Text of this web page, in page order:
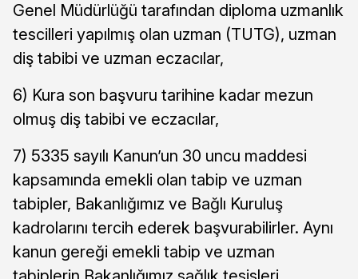
Genel Müdürlüğü tarafından diploma uzmanlık
tescilleri yapılmış olan uzman (TUTG), uzman
diş tabibi ve uzman eczacılar,
6) Kura son başvuru tarihine kadar mezun
olmuş diş tabibi ve eczacılar,
7) 5335 sayılı Kanun’un 30 uncu maddesi
kapsamında emekli olan tabip ve uzman
tabipler, Bakanlığımız ve Bağlı Kuruluş
kadrolarını tercih ederek başvurabilirler. Aynı
kanun gereği emekli tabip ve uzman